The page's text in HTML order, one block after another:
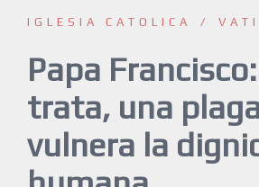
IGLESIA CATOLICA
Papa
trata, una
vulnera la